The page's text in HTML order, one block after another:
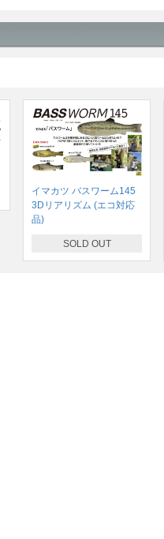
イマカツ バスワーム145
3Dリアリズム (エコ対応
品)
SOLD OUT